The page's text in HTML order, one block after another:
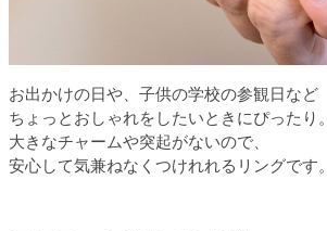
お出かけの日や、子供の学校の参観日など
ちょっとおしゃれをしたいときにぴったり。
大きなチャームや突起がないので、
安心して気兼ねなくつけれれるリングです。